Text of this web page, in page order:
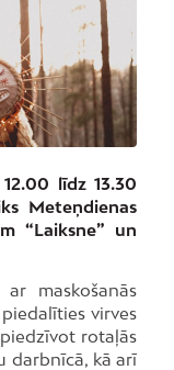
līdz 13.30
Meteņdienas
“Laiksne” un
maskošanās
virves
rotaļās
darbnīcā, kā arī